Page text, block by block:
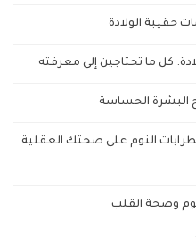
حقيبة الولادة
كل ما تحتاجين إلى معرفته
البشرة الحساسة
النوم على صحتك العقلية
وصحة القلب